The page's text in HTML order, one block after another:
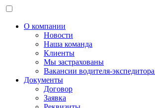
О компании
Новости
Наша команда
Клиенты
Мы застрахованы
Вакансии водителя-
Документы
Договор
Заявка